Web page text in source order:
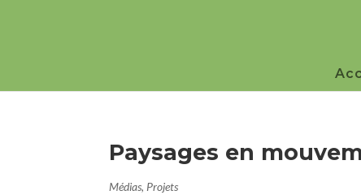
Paysages en
Médias, Projets